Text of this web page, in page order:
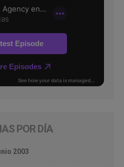
POR DÍA
2003